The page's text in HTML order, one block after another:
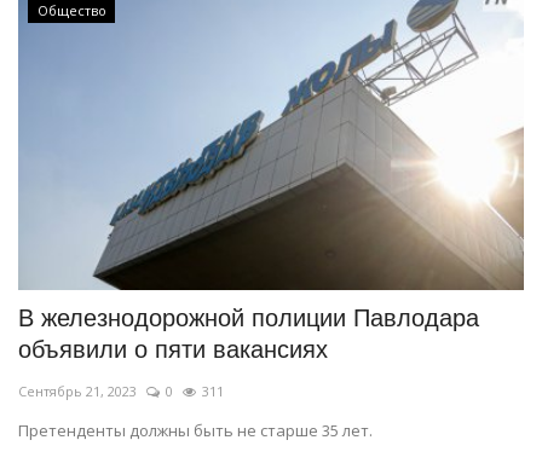
Общество
В железнодорожной полиции Павлодара
объявили о пяти вакансиях
Сентябрь 21, 2023 0 311
Претенденты должны быть не старше 35 лет.